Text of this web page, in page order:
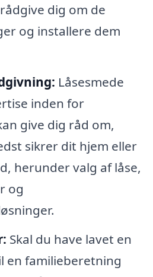
dig om de
og installere dem
Låsesmede
inden for
give dig råd om,
sikrer dit hjem eller
herunder valg af låse,
og
Skal du have lavet en
en familieberetning